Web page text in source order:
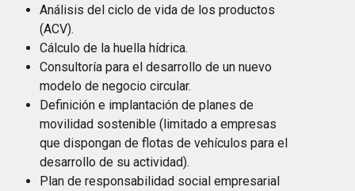
Análisis del ciclo de vida de los productos
(ACV).
Cálculo de la huella hídrica.
Consultoría para el desarrollo de un nuevo
modelo de negocio circular.
Definición e implantación de planes de
movilidad sostenible (limitado a empresas
que dispongan de flotas de vehículos para el
desarrollo de su actividad).
Plan de responsabilidad social empresarial